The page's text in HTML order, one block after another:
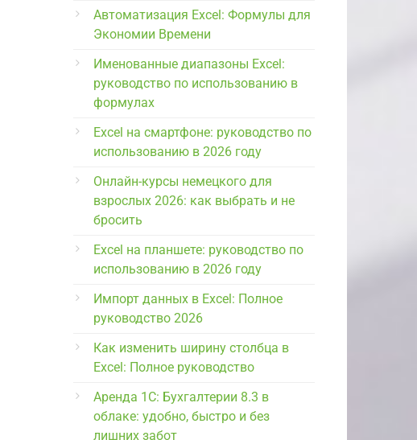
Автоматизация Excel: Формулы для
Экономии Времени
Именованные диапазоны Excel:
руководство по использованию в
формулах
Excel на смартфоне: руководство по
использованию в 2026 году
Онлайн-курсы немецкого для
взрослых 2026: как выбрать и не
бросить
Excel на планшете: руководство по
использованию в 2026 году
Импорт данных в Excel: Полное
руководство 2026
Как изменить ширину столбца в
Excel: Полное руководство
Аренда 1С: Бухгалтерии 8.3 в
облаке: удобно, быстро и без
лишних забот